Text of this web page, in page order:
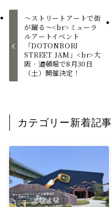
〜ストリートアートで街
が躍る〜<br>ミューラ
ルアートイベント
「DOTONBORI
STREET JAM」<br>⼤
阪‧道頓堀で8月30日
（⼟）開催決定！
カテゴリー新着記事